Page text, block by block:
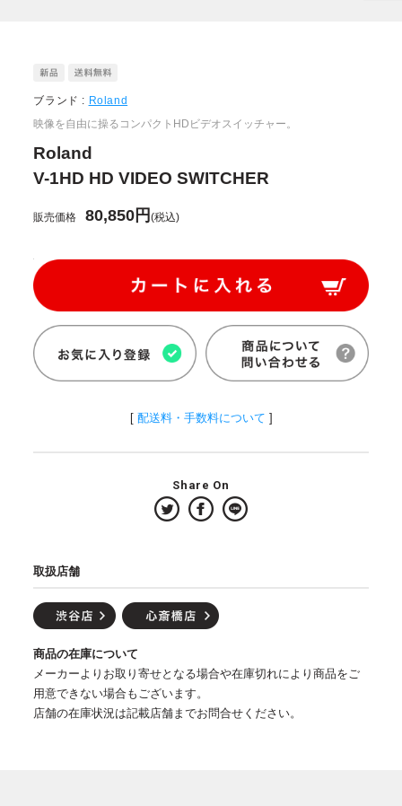
ブランド : Roland
映像を自由に操るコンパクトHDビデオスイッチャー。
Roland
V-1HD HD VIDEO SWITCHER
販売価格 80,850円(税込)
[ 配送料・手数料について ]
Share On
取扱店舗
商品の在庫について
メーカーよりお取り寄せとなる場合や在庫切れにより商品をご
用意できない場合もございます。
店舗の在庫状況は記載店舗までお問合せください。